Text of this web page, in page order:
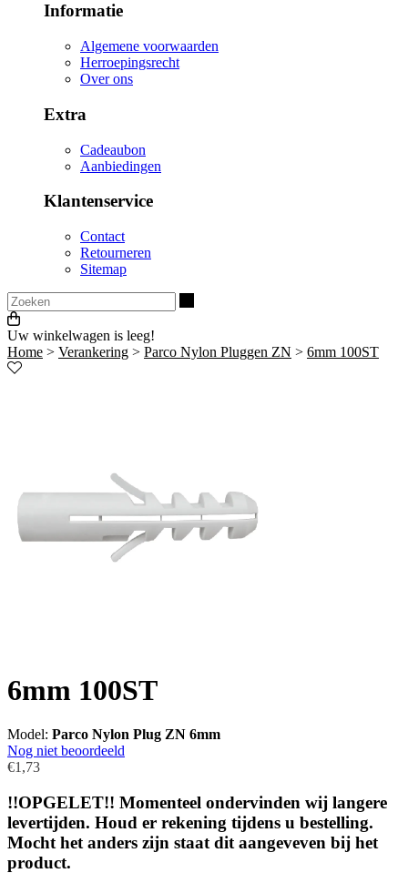
Informatie
Algemene voorwaarden
Herroepingsrecht
Over ons
Extra
Cadeaubon
Aanbiedingen
Klantenservice
Contact
Retourneren
Sitemap
Uw winkelwagen is leeg!
Home > Verankering > Parco Nylon Pluggen ZN > 6mm 100ST
6mm 100ST
Model: Parco Nylon Plug ZN 6mm
Nog niet beoordeeld
€1,73
!!OPGELET!! Momenteel ondervinden wij langere
levertijden. Houd er rekening tijdens u bestelling.
Mocht het anders zijn staat dit aangeveven bij het
product.